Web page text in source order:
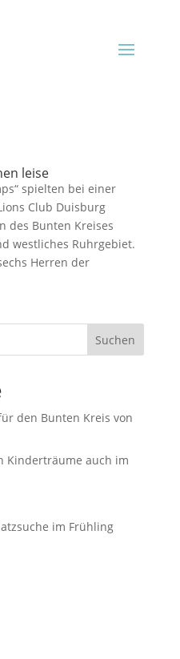
leise
spielten bei einer
Club Duisburg
des Bunten Kreises
westliches Ruhrgebiet.
Herren der
Suchen
den Bunten Kreis von
Kinderträume auch im
im Frühling